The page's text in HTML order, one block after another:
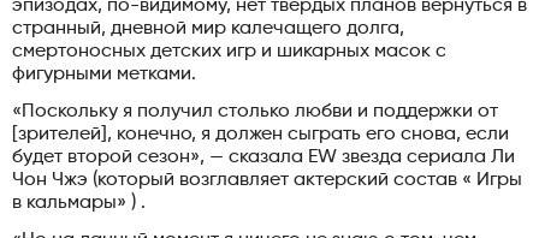
эпизодах, по-видимому, нет твердых планов вернуться в
странный, дневной мир калечащего долга,
смертоносных детских игр и шикарных масок с
фигурными метками.
«Поскольку я получил столько любви и поддержки от
[зрителей], конечно, я должен сыграть его снова, если
будет второй сезон», — сказала EW звезда сериала Ли
Чон Чжэ (который возглавляет актерский состав « Игры
в кальмары» ) .